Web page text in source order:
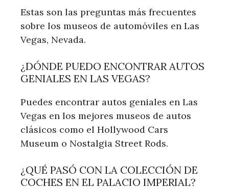
Estas son las preguntas más frecuentes
sobre los museos de automóviles en Las
Vegas, Nevada.
¿DÓNDE PUEDO ENCONTRAR AUTOS
GENIALES EN LAS VEGAS?
Puedes encontrar autos geniales en Las
Vegas en los mejores museos de autos
clásicos como el Hollywood Cars
Museum o Nostalgia Street Rods.
¿QUÉ PASÓ CON LA COLECCIÓN DE
COCHES EN EL PALACIO IMPERIAL?